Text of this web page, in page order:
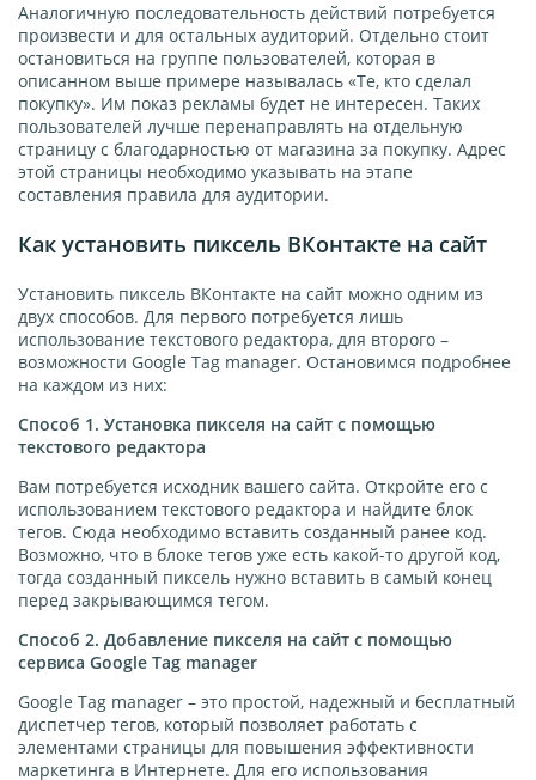
Аналогичную последовательность действий потребуется
произвести и для остальных аудиторий. Отдельно стоит
остановиться на группе пользователей, которая в
описанном выше примере называлась «Те, кто сделал
покупку». Им показ рекламы будет не интересен. Таких
пользователей лучше перенаправлять на отдельную
страницу с благодарностью от магазина за покупку. Адрес
этой страницы необходимо указывать на этапе
составления правила для аудитории.
Как установить пиксель ВКонтакте на сайт
Установить пиксель ВКонтакте на сайт можно одним из
двух способов. Для первого потребуется лишь
использование текстового редактора, для второго –
возможности Google Tag manager. Остановимся подробнее
на каждом из них:
Способ 1. Установка пикселя на сайт с помощью
текстового редактора
Вам потребуется исходник вашего сайта. Откройте его с
использованием текстового редактора и найдите блок
тегов. Сюда необходимо вставить созданный ранее код.
Возможно, что в блоке тегов уже есть какой-то другой код,
тогда созданный пиксель нужно вставить в самый конец
перед закрывающимся тегом.
Способ 2. Добавление пикселя на сайт с помощью
сервиса Google Tag manager
Google Tag manager – это простой, надежный и бесплатный
диспетчер тегов, который позволяет работать с
элементами страницы для повышения эффективности
маркетинга в Интернете. Для его использования